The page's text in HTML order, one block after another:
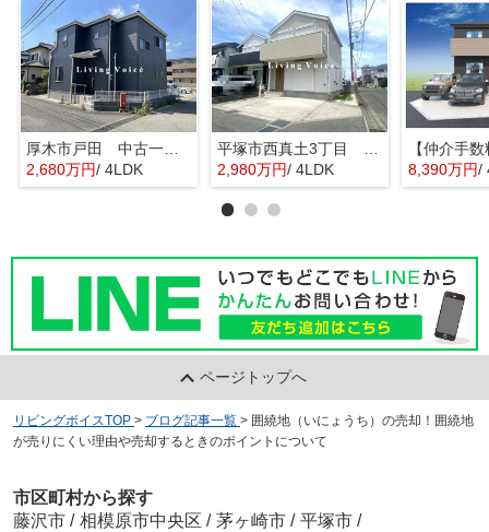
厚木市戸田 中古一戸建て
2,680万円/ 4LDK
2,980万円/ 4LDK 8,390万円/
ページトップへ
リビングボイスTOP > ブログ記事一覧 > 囲繞地（いにょうち）の売却！囲繞地
が売りにくい理由や売却するときのポイントについて
市区町村から探す
藤沢市 / 相模原市中央区 / 茅ヶ崎市 / 平塚市 /